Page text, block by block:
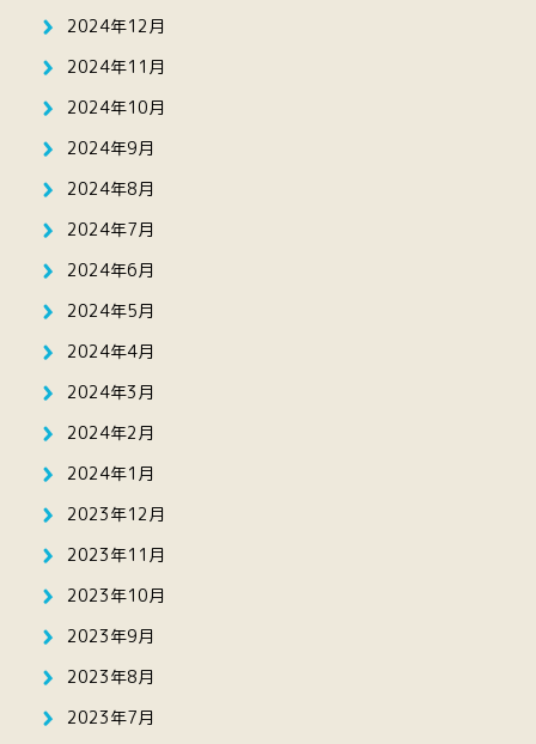
2024年12月
2024年11月
2024年10月
2024年9月
2024年8月
2024年7月
2024年6月
2024年5月
2024年4月
2024年3月
2024年2月
2024年1月
2023年12月
2023年11月
2023年10月
2023年9月
2023年8月
2023年7月